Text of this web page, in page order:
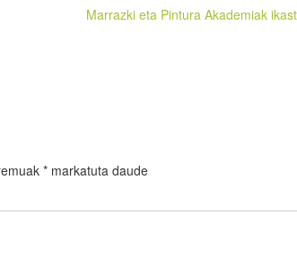
Marrazki eta Pintura Akademiak
* markatuta daude